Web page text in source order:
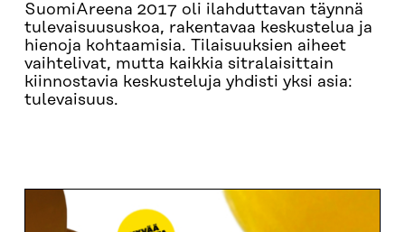
SuomiAreena 2017 oli ilahduttavan täynnä
tulevaisuususkoa, rakentavaa keskustelua ja
hienoja kohtaamisia. Tilaisuuksien aiheet
vaihtelivat, mutta kaikkia sitralaisittain
kiinnostavia keskusteluja yhdisti yksi asia:
tulevaisuus.
TULEVAISUUSPÄIVÄKIRJA